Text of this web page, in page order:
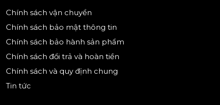
(Hình ảnh mang tính minh họa)
Chính sách vận chuyển
Chính sách bảo mật thông tin
Chính sách bảo hành sản phẩm
Chính sách đổi trả và hoàn tiền
Chính sách và quy định chung
Tin tức